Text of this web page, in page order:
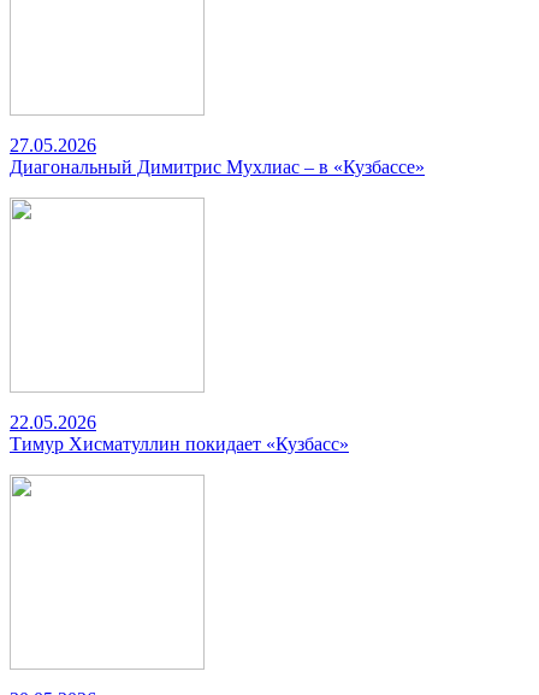
27.05.2026
Диагональный Димитрис Мухлиас – в «Кузбассе»
22.05.2026
Тимур Хисматуллин покидает «Кузбасс»